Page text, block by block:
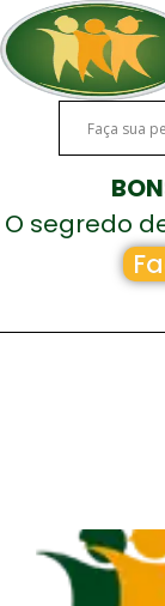
O segredo